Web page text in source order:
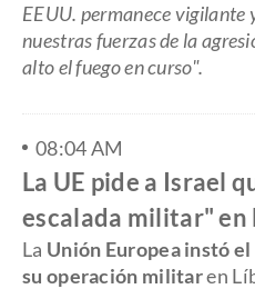
EEUU. permanece
nuestras fuerzas de la
alto el fuego en curso".
08:04 AM
La UE pide a Israel
escalada militar"
La Unión Europea instó
su operación militaren